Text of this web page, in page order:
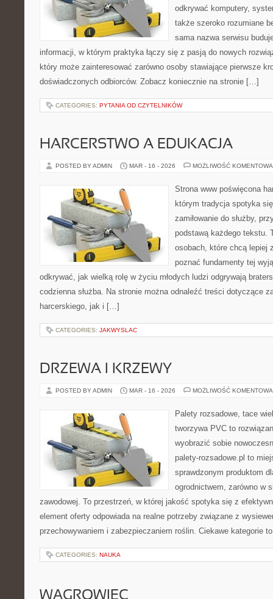
odkrywać komputery,
także szeroko rozumiane
sama nazwa serwisu
informacji, w którym praktyka łączy się z pasją do nowych
który może zainteresować zarówno osoby stawiające pierwsze
doświadczonych odbiorców. Zobacz koniecznie na stronie […]
CATEGORIES: PYTANIA OD CZYTELNIKÓW
HARCERSTWO A EDUKACJA
POSTED BY ADMIN MAR - 16 - 2026 MOŻLIWOŚĆ
Strona www poświęcona
którym tradycja spotyka
zamiłowanie do służby,
podstawą każdego tekstu.
osobach, które chcą lepiej
poznać fundamenty tej
odkrywać, jak wielką rolę w życiu młodych ludzi odgrywają
codzienna służba. Na stronie można odnaleźć treści dotyczące
harcerskiego, jak i […]
CATEGORIES: JAKWYSLAC
DRZEWA I KRZEWY
POSTED BY ADMIN MAR - 16 - 2026 MOŻLIWOŚĆ
Palety rozsadowe, tace
tworzywa PVC to
wyobrazić sobie
palety-rozsadowe.pl to
sprawdzonym produktom
ogrodnictwem, zarówno w
zawodowej. To przestrzeń, w której jakość spotyka się z
element oferty odpowiada na realne potrzeby związane z
przechowywaniem i zabezpieczaniem roślin. Ciekawe kategorie
CATEGORIES: NAUKA
WĄGROWIEC